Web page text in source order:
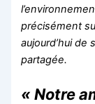
précisément
aujourd’hui de
partagée.
« Notre